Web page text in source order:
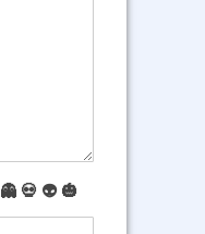
👻 💀 👽 🎃